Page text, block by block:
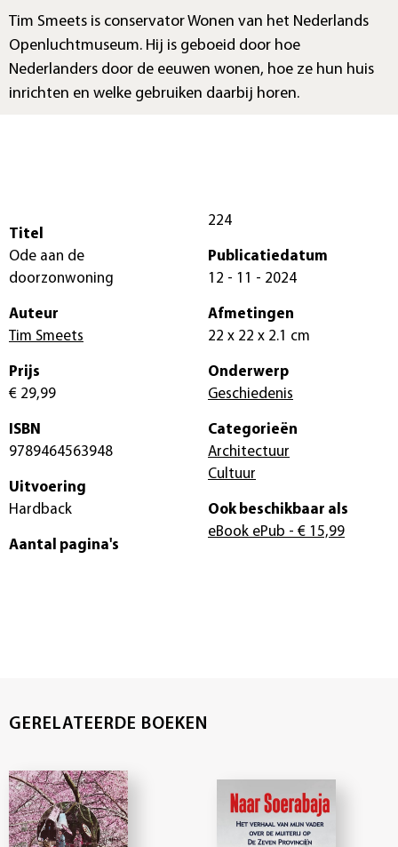
Tim Smeets is conservator Wonen van het Nederlands
Openluchtmuseum. Hij is geboeid door hoe
Nederlanders door de eeuwen wonen, hoe ze hun huis
inrichten en welke gebruiken daarbij horen.
Titel
Ode aan de
doorzonwoning
Auteur
Tim Smeets
Prijs
€ 29,99
ISBN
9789464563948
Uitvoering
Hardback
Aantal pagina's
224
Publicatiedatum
12 - 11 - 2024
Afmetingen
22 x 22 x 2.1 cm
Onderwerp
Geschiedenis
Categorieën
Architectuur
Cultuur
Ook beschikbaar als
eBook ePub - € 15,99
GERELATEERDE BOEKEN